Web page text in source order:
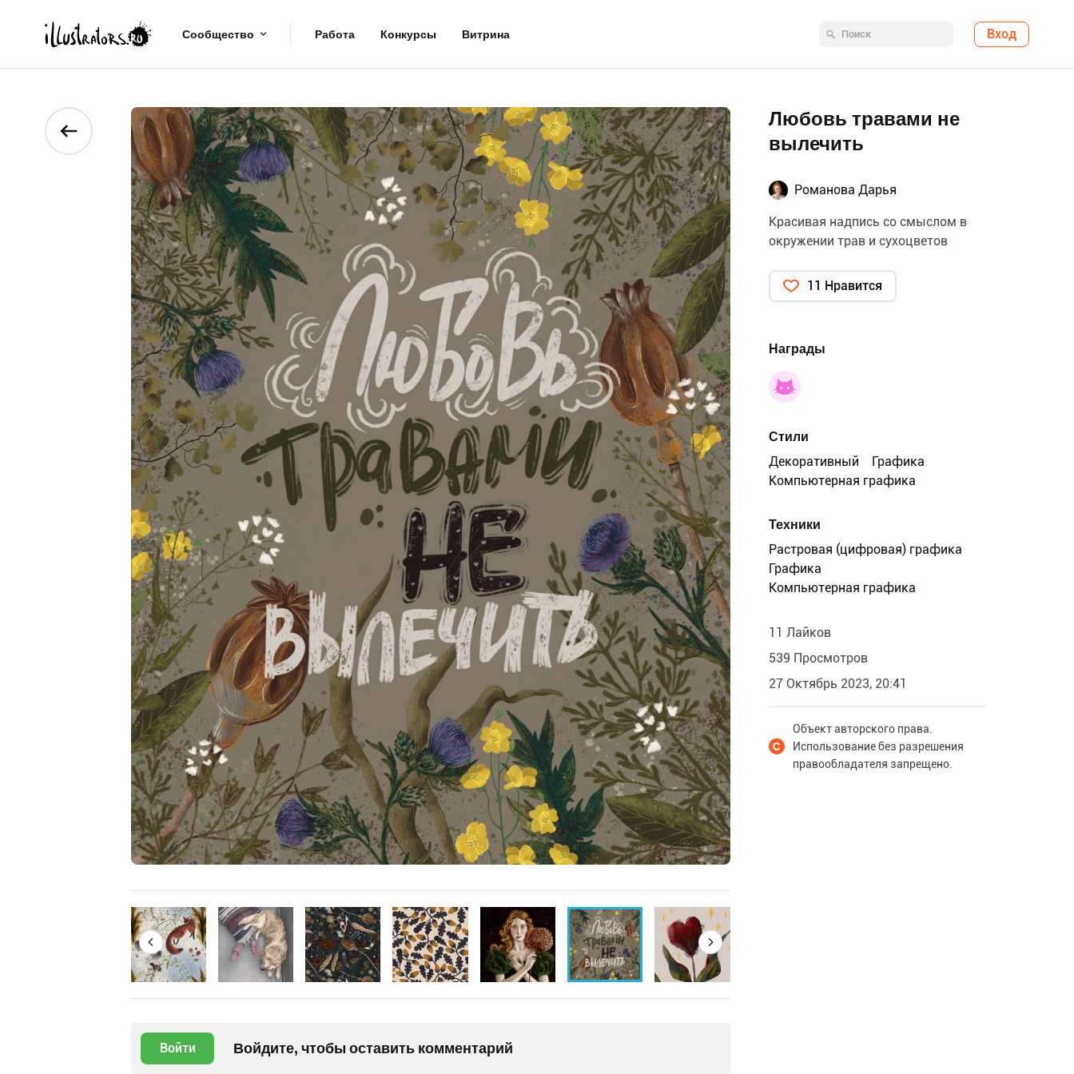
Сообщество Работа Конкурсы Витрина Вход
Войти Войдите, чтобы оставить комментарий
Любовь травами не
вылечить
Романова Дарья
Красивая надпись со смыслом в
окружении трав и сухоцветов
11 Нравится
Награды
Стили
Декоративный
Графика
Компьютерная графика
Техники
Растровая (цифровая) графика
Графика
Компьютерная графика
11 Лайков
539 Просмотров
27 Октябрь 2023, 20:41
Объект авторского права.
Использование без разрешения
правообладателя запрещено.